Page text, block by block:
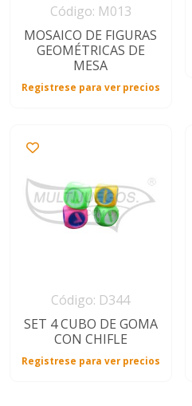
Código: M013
MOSAICO DE FIGURAS
GEOMÉTRICAS DE
MESA
Registrese para ver precios
Código: D344
SET 4 CUBO DE GOMA
CON CHIFLE
Registrese para ver precios